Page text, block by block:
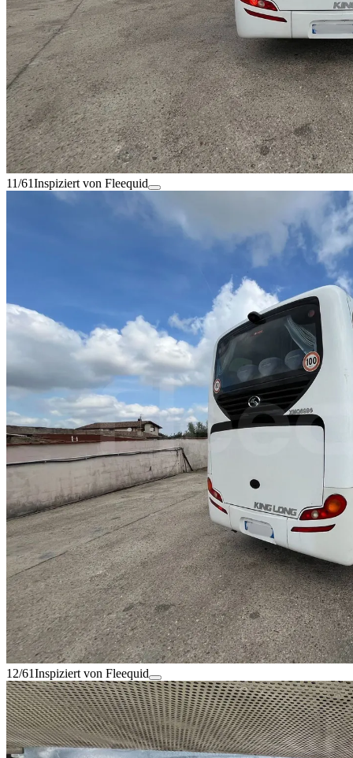
11/61Inspiziert von Fleequid
12/61Inspiziert von Fleequid